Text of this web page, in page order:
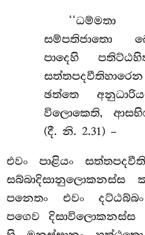
සම්පතිජාතො
පාදෙහි
ඡත්තෙ
විලොකෙති,
(දී. නි. 2.31) –
එවං පාළියං
සබ්බාදිසානුලොකනස්ස
පනෙතං එවං
පගෙව දිසාවිලොකනස්ස